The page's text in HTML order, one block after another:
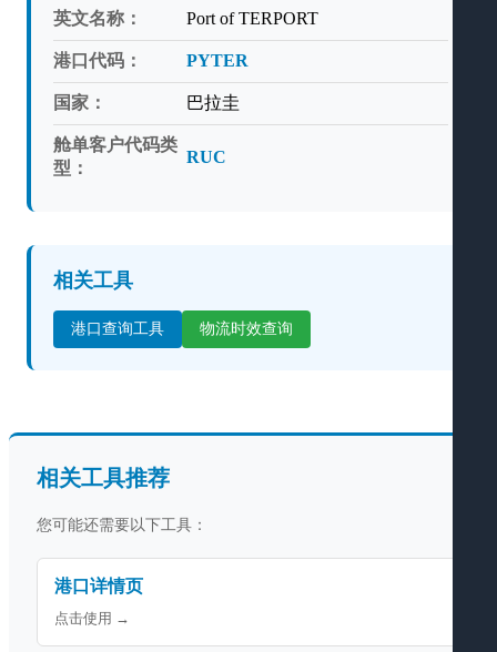
英文名称： Port of TERPORT
港口代码： PYTER
国家： 巴拉圭
舱单客户代码类
型：
RUC
相关工具
港口查询工具 物流时效查询
相关工具推荐
您可能还需要以下工具：
港口详情页
点击使用 →